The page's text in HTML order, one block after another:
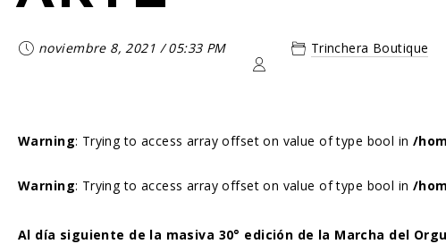
noviembre 8, 2021 /05:33 PM Trinchera Boutique
Warning: Trying to access array offset on value of type bool in /
Warning: Trying to access array offset on value of type bool in /
Al día siguiente de la masiva 30° edición de la Marcha del